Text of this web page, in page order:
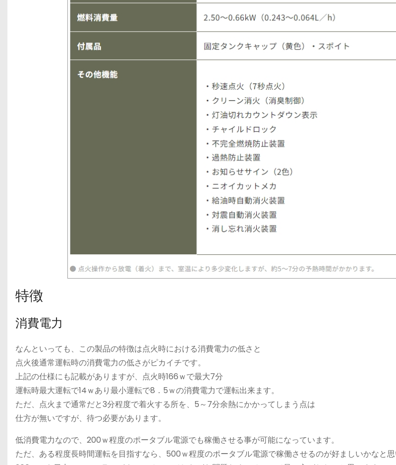
特徴
消費電力
なんといっても、この製品の特徴は点火時における消費電力の低さと
点火後通常運転時の消費電力の低さがピカイチです。
上記の仕様にも記載がありますが、点火時166ｗで最大7分
運転時最大運転で14ｗあり最小運転で8．5ｗの消費電力で運転出来ます。
ただ、点火まで通常だと3分程度で着火する所を、5～7分余熱にかかってしまう点は
仕方が無いですが、待つ必要があります。
低消費電力なので、200ｗ程度のポータブル電源でも稼働させる事が可能になっています。
ただ、ある程度長時間運転を目指すなら、500ｗ程度のポータブル電源で稼働させるのが好ましいかなと思